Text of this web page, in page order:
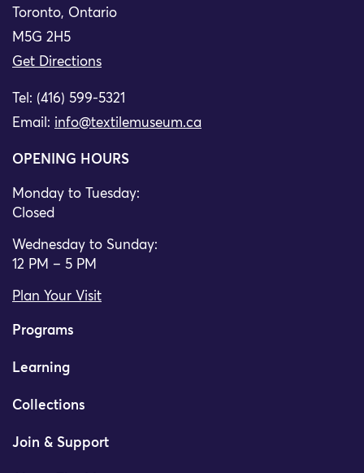
Toronto, Ontario
M5G 2H5
Get Directions
Tel: (416) 599-5321
Email: info@textilemuseum.ca
OPENING HOURS
Monday to Tuesday:
Closed
Wednesday to Sunday:
12 PM – 5 PM
Plan Your Visit
Programs
Learning
Collections
Join & Support